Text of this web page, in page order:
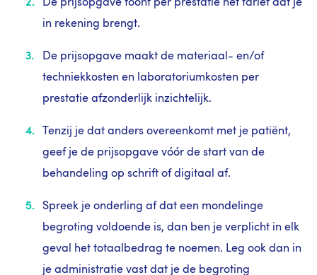
De prijsopgave toont per prestatie het tarief dat je
in rekening brengt.
De prijsopgave maakt de materiaal- en/of
techniekkosten en laboratoriumkosten per
prestatie afzonderlijk inzichtelijk.
Tenzij je dat anders overeenkomt met je patiënt,
geef je de prijsopgave vóór de start van de
behandeling op schrift of digitaal af.
Spreek je onderling af dat een mondelinge
begroting voldoende is, dan ben je verplicht in elk
geval het totaalbedrag te noemen. Leg ook dan in
je administratie vast dat je de begroting